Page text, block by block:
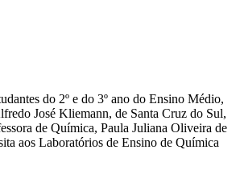
do 2º e do 3º ano do Ensino Médio,
José Kliemann, de Santa Cruz do Sul,
de Química, Paula Juliana Oliveira de
aos Laboratórios de Ensino de Química